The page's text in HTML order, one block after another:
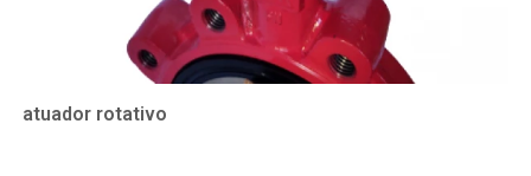
atuador rotativo